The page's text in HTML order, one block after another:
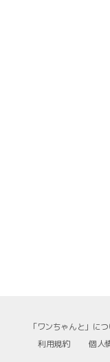
「ワンちゃんと」に
利用規約
個人